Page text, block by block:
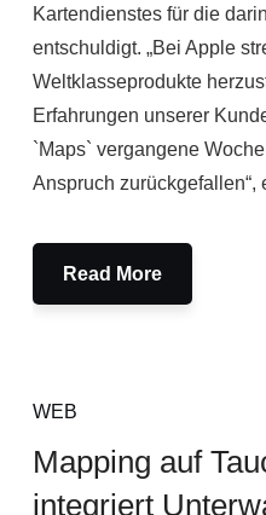
Kartendienstes für die
entschuldigt. „Bei Apple
Weltklasseprodukte
Erfahrungen unserer
`Maps` vergangene
Anspruch
Read More
WEB
Mapping auf
integriert